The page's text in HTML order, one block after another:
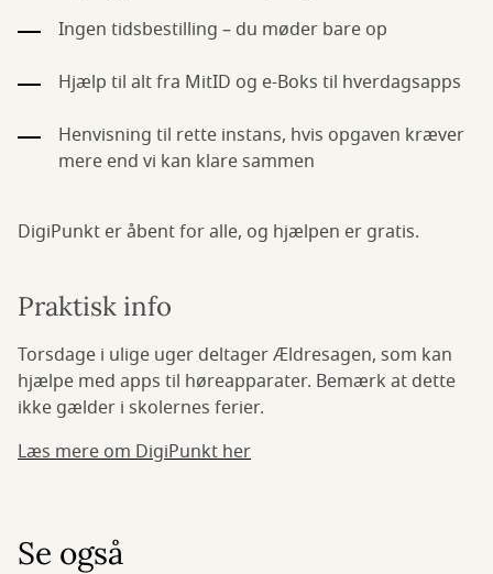
Ingen tidsbestilling – du møder bare op
Hjælp til alt fra MitID og e-Boks til hverdagsapps
Henvisning til rette instans, hvis opgaven kræver
mere end vi kan klare sammen
DigiPunkt er åbent for alle, og hjælpen er gratis.
Praktisk info
Torsdage i ulige uger deltager Ældresagen, som kan
hjælpe med apps til høreapparater. Bemærk at dette
ikke gælder i skolernes ferier.
Læs mere om DigiPunkt her
Se også